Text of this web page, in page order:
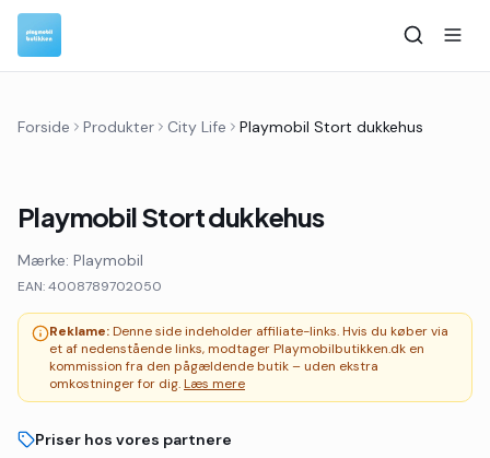
Forside Produkter City Life Playmobil Stort dukkehus
Playmobil Stort dukkehus
Mærke: Playmobil
EAN:4008789702050
Reklame:Denne side indeholder affiliate-links. Hvis du køber via
et af nedenstående links, modtager Playmobilbutikken.dk en
kommission fra den pågældende butik – uden ekstra
omkostninger for dig.Læs mere
Priser hos vores partnere